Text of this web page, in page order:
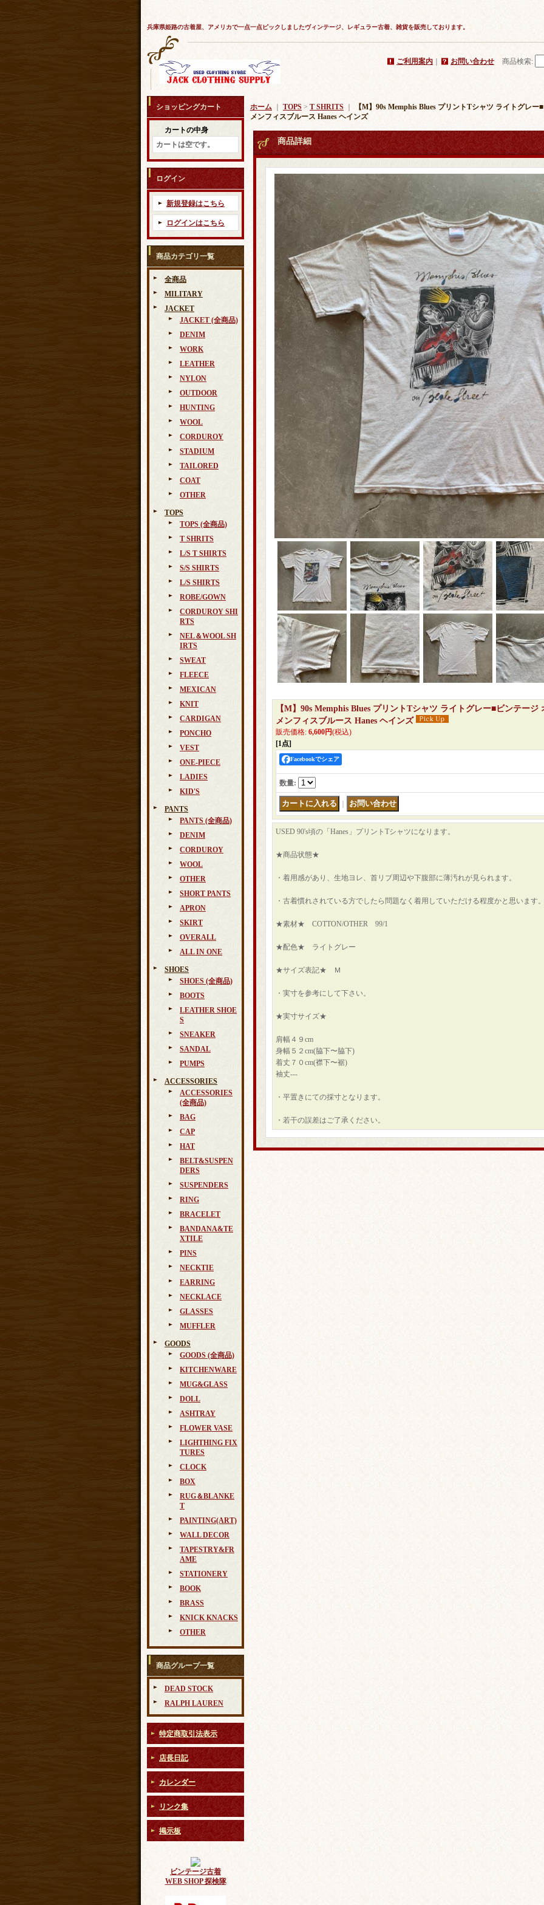
兵庫県姫路の古着屋、アメリカで一点一点ピックしましたヴィンテージ、レギュラー古着、雑貨を販売しております。
ご利用案内 お問い合わせ 商品検索:
ショッピングカート
カートの中身
カートは空です。
ログイン
新規登録はこちら
ログインはこちら
商品カテゴリ一覧
全商品
MILITARY
JACKET
JACKET (全商品)
DENIM
WORK
LEATHER
NYLON
OUTDOOR
HUNTING
WOOL
CORDUROY
STADIUM
TAILORED
COAT
OTHER
TOPS
TOPS (全商品)
T SHRITS
L/S T SHIRTS
S/S SHIRTS
L/S SHIRTS
ROBE/GOWN
CORDUROY SHI
RTS
NEL＆WOOL SH
IRTS
SWEAT
FLEECE
MEXICAN
KNIT
CARDIGAN
PONCHO
VEST
ONE-PIECE
LADIES
KID'S
PANTS
PANTS (全商品)
DENIM
CORDUROY
WOOL
OTHER
SHORT PANTS
APRON
SKIRT
OVERALL
ALL IN ONE
SHOES
SHOES (全商品)
BOOTS
LEATHER SHOE
S
SNEAKER
SANDAL
PUMPS
ACCESSORIES
ACCESSORIES
(全商品)
BAG
CAP
HAT
BELT&SUSPEN
DERS
SUSPENDERS
RING
BRACELET
BANDANA&TE
XTILE
PINS
NECKTIE
EARRING
NECKLACE
GLASSES
MUFFLER
GOODS
GOODS (全商品)
KITCHENWARE
MUG&GLASS
DOLL
ASHTRAY
FLOWER VASE
LIGHTHING FIX
TURES
CLOCK
BOX
RUG＆BLANKE
T
PAINTING(ART)
WALL DECOR
TAPESTRY&FR
AME
STATIONERY
BOOK
BRASS
KNICK KNACKS
OTHER
商品グループ一覧
DEAD STOCK
RALPH LAUREN
特定商取引法表示
店長日記
カレンダー
リンク集
掲示板
ビンテージ古着
WEB SHOP 探検隊
ホーム TOPS > T SHRITS
【M】90s Memphis Blues プリントTシャツ ライトグレ
メンフィスブルース Hanes ヘインズ
商品詳細
【M】90s Memphis Blues プリントTシャツ ライトグレー■ビンテージ
メンフィスブルース Hanes ヘインズ
販売価格: 6,600円(税込)
[1点]
Facebookでシェア
数量:
USED 90's頃の「Hanes」プリントTシャツになります。
★商品状態★
・着用感があり、生地ヨレ、首リブ周辺や下腹部に薄汚れが見られます。
・古着慣れされている方でしたら問題なく着用していただける程度かと思います
★素材★ COTTON/OTHER 99/1
★配色★ ライトグレー
★サイズ表記★ Ｍ
・実寸を参考にして下さい。
★実寸サイズ★
肩幅４９cm
身幅５２cm(脇下〜脇下)
着丈７０cm(襟下〜裾)
袖丈---
・平置きにての採寸となります。
・若干の誤差はご了承ください。